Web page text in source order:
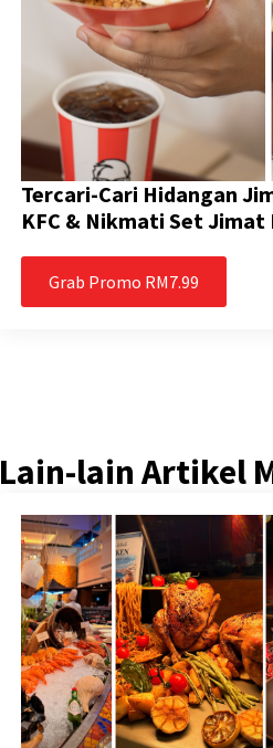
Tercari-Cari Hidangan
KFC & Nikmati Set Jimat
Grab Promo RM7.99
Lain-lain Artikel